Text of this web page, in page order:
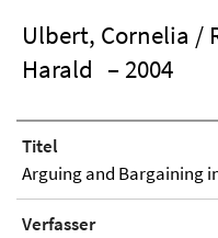
Ulbert, Cornelia /
Harald – 2004
Titel
Arguing and Bargaining
Verfasser